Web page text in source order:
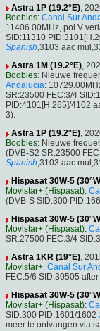
Astra 1P (19.2°E),
Boobles: Canal Sur
11406.00MHz, pol.V
SID:11310
Spanish,3103 aac
Astra 1M (19.2°E),
Boobles: Nieuwe
Andalucia:
SR:23500 FEC:3/4
PID:4101[H.265]/4102
3).
Astra 1P (19.2°E),
Boobles: Nieuwe
(DVB-S2 SR:23500
Spanish,3103 aac
Hispasat 30W-5
Movistar+ (Hispasat):
(DVB-S SID:300
Hispasat 30W-5
Movistar+ (Hispasat):
SR:27500 FEC:3/4
Astra 1KR (19°E),
Movistar+: Canal Sur
FEC:5/6 SID:30505
Hispasat 30W-5
Movistar+ (Hispasat):
SID:300 PID:1601/1602
meer te ontvangen via